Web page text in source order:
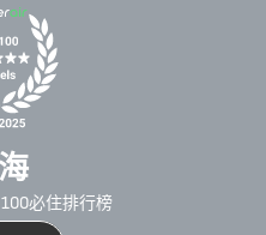
必住排行榜